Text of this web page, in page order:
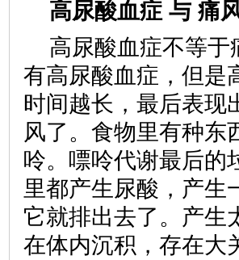
高尿酸血症 与 痛
高尿酸血症不等
有高尿酸血症，但是
时间越长，最后表现
风了。食物里有种东
呤。嘌呤代谢最后的
里都产生尿酸，产生
它就排出去了。产生
在体内沉积，存在大